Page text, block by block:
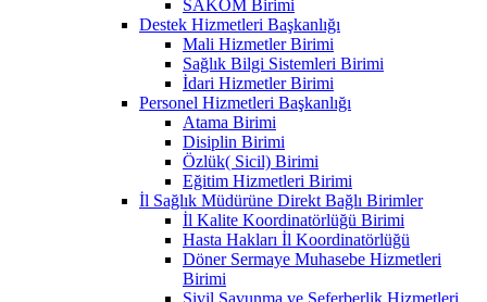
SAKOM Birimi
Destek Hizmetleri Başkanlığı
Mali Hizmetler Birimi
Sağlık Bilgi Sistemleri Birimi
İdari Hizmetler Birimi
Personel Hizmetleri Başkanlığı
Atama Birimi
Disiplin Birimi
Özlük( Sicil) Birimi
Eğitim Hizmetleri Birimi
İl Sağlık Müdürüne Direkt Bağlı Birimler
İl Kalite Koordinatörlüğü Birimi
Hasta Hakları İl Koordinatörlüğü
Döner Sermaye Muhasebe Hizmetleri
Birimi
Sivil Savunma ve Seferberlik Hizmetleri